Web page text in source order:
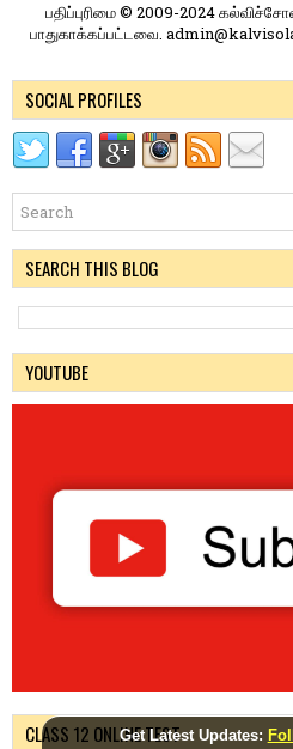
Get Latest Updates:
பதிப்புரிமை © 2009-2024
பாதுகாக்கப்பட்டவை.
SOCIAL PROFILES
SEARCH THIS BLOG
YOUTUBE
CLASS 12 ONLINE TEST